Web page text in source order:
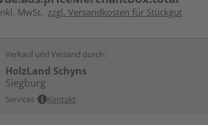
MwSt. zzgl. Versandkosten für Stückgut
Verkauf und Versand durch:
HolzLand Schyns
Siegburg
Services Kontakt